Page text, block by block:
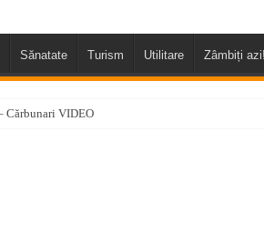
Sănatate Turism Utilitare Zâmbiți azi!
Cărbunari VIDEO